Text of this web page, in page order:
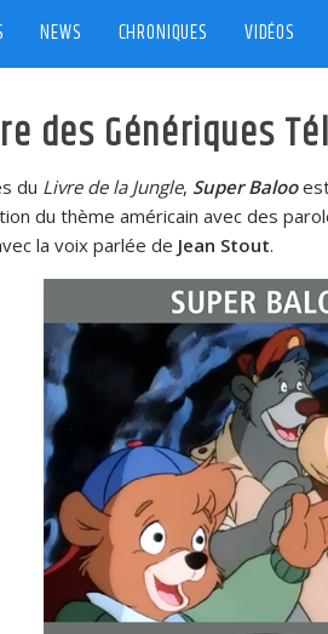
NEWS CHRONIQUES VIDÉOS
des Génériques
du Livre de la Jungle, Super Balooest
du thème américain avec des
la voix parlée de Jean Stout.